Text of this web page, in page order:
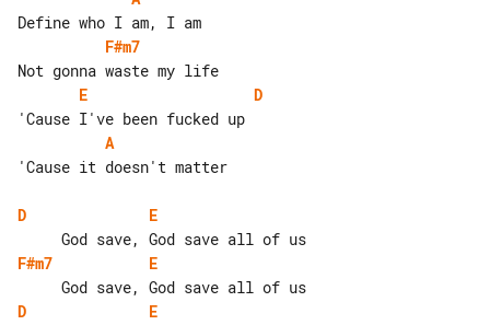
F#m7
E
D
A
'Cause it doesn't matter
D
E
F#m7
E
D
E